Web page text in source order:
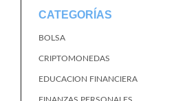
CATEGORÍAS
BOLSA
CRIPTOMONEDAS
EDUCACION FINANCIERA